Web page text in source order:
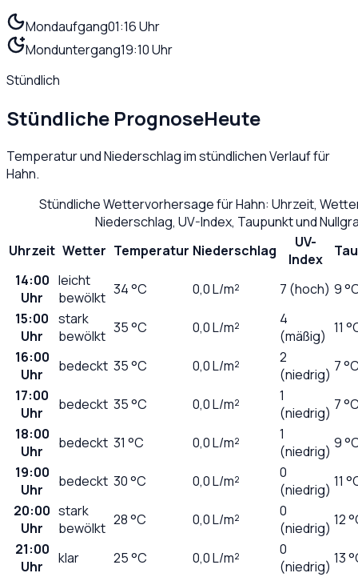
Mondaufgang01:16 Uhr
Monduntergang19:10 Uhr
Stündlich
Stündliche PrognoseHeute
Temperatur und Niederschlag im stündlichen Verlauf für
Hahn.
Stündliche Wettervorhersage fürHahn: Uhrzeit,
Niederschlag, UV-Index, Taupunkt und
Uhrzeit Wetter Temperatur Niederschlag
UV-
Index
14:00
Uhr
leicht
bewölkt 34°C 0,0L/m² 7 (hoch) 9
15:00
Uhr
stark
bewölkt 35°C 0,0L/m²
4
(mäßig) 11
16:00
Uhr
bedeckt 35°C 0,0L/m²
2
(niedrig) 7
17:00
Uhr
bedeckt 35°C 0,0L/m²
1
(niedrig) 7
18:00
Uhr
bedeckt 31 °C 0,0L/m²
1
(niedrig) 9
19:00
Uhr
bedeckt 30°C 0,0L/m²
0
(niedrig) 11
20:00
Uhr
stark
bewölkt 28°C 0,0L/m²
0
(niedrig) 12
21:00
Uhr
klar 25°C 0,0L/m²
0
(niedrig) 13